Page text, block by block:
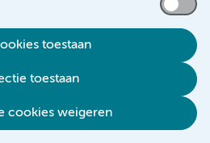
toestaan
toestaan
cookies weigeren